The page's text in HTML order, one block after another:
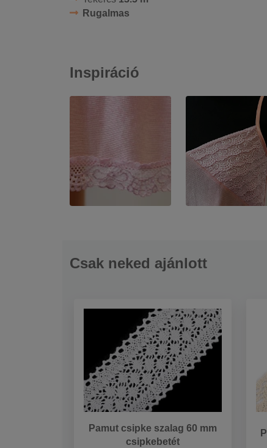
Rugalmas
Inspiráció
Csak neked ajánlott
Pamut csipke szalag 60 mm
csipkebetét